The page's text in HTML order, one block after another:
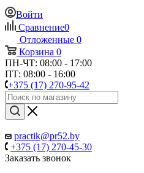
Войти
Сравнение0
Отложенные 0
Корзина 0
ПН-ЧТ: 08:00 - 17:00
ПТ: 08:00 - 16:00
+375 (17) 270-95-42
practik@pr52.by
+375 (17) 270-45-30
Заказать звонок